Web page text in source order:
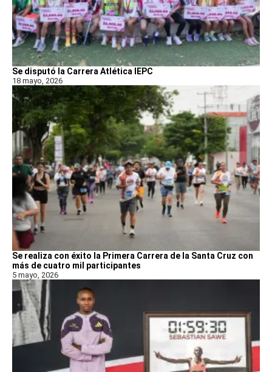
Se disputó la Carrera Atlética IEPC
18 mayo, 2026
Se realiza con éxito la Primera Carrera de la Santa Cruz con
más de cuatro mil participantes
5 mayo, 2026